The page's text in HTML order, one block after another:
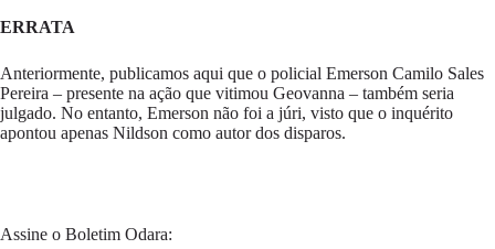
ERRATA
Anteriormente, publicamos aqui que o policial Emerson Camilo Sales
Pereira – presente na ação que vitimou Geovanna – também seria
julgado. No entanto, Emerson não foi a júri, visto que o inquérito
apontou apenas Nildson como autor dos disparos.
Assine o Boletim Odara: